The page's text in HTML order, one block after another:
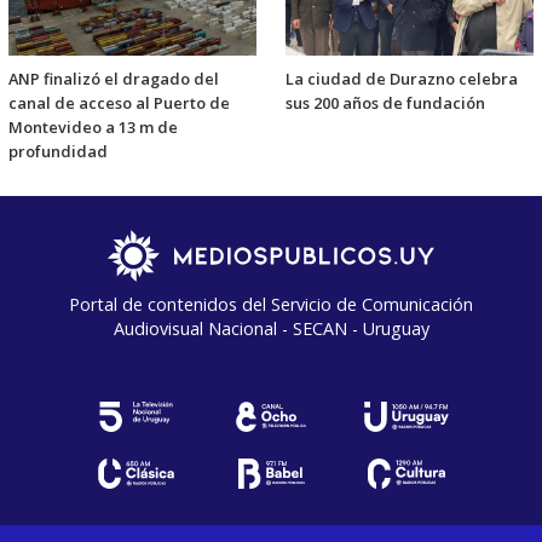
ANP finalizó el dragado del
canal de acceso al Puerto de
Montevideo a 13 m de
profundidad
La ciudad de Durazno celebra
sus 200 años de fundación
Portal de contenidos del Servicio de Comunicación
Audiovisual Nacional - SECAN - Uruguay